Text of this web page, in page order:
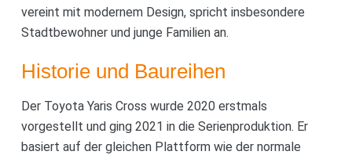
vereint mit modernem Design, spricht insbesondere
Stadtbewohner und junge Familien an.
Historie und Baureihen
Der Toyota Yaris Cross wurde 2020 erstmals
vorgestellt und ging 2021 in die Serienproduktion. Er
basiert auf der gleichen Plattform wie der normale